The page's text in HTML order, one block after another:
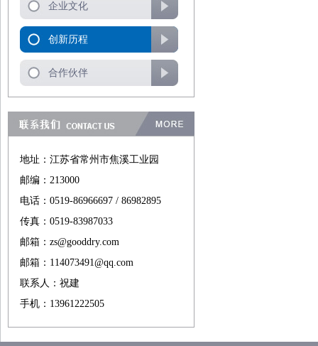
企业文化
创新历程
合作伙伴
地址：江苏省常州市焦溪工业园
邮编：213000
电话：0519-86966697 / 86982895
传真：0519-83987033
邮箱：zs@gooddry.com
邮箱：114073491@qq.com
联系人：祝建
手机：13961222505